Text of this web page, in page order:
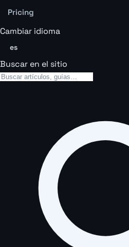
Pricing
Cambiar idioma
es
Buscar en el sitio